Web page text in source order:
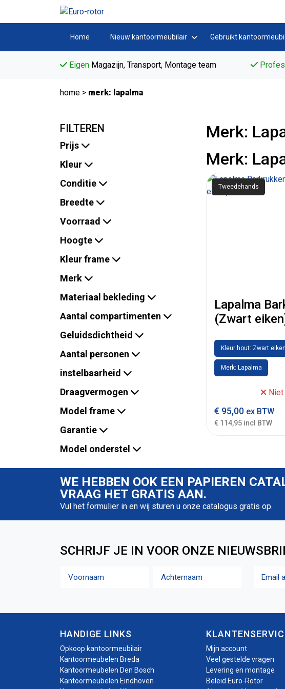
Home Nieuw kantoormeubilair Gebruikt
Eigen Magazijn, Transport, Montage team
home > merk: lapalma
FILTEREN
Prijs
Kleur
Conditie
Breedte
Voorraad
Hoogte
Kleur frame
Merk
Materiaal bekleding
Aantal compartimenten
Geluidsdichtheid
Aantal personen
instelbaarheid
Draagvermogen
Model frame
Garantie
Model onderstel
Merk:
Merk:
Tweedehands
Lapalma
(Zwart
Kleur hout: Zwart eiken
Merk: Lapalma
€ 95,00 ex BTW
€ 114,95 incl BTW
WE HEBBEN OOK EEN PAPIEREN
VRAAG HET GRATIS AAN.
Vul het formulier in en wij sturen u onze catalogus gratis op.
SCHRIJF JE IN VOOR ONZE
HANDIGE LINKS
Opkoop kantoormeubilair
Kantoormeubelen Breda
Kantoormeubelen Den Bosch
Kantoormeubelen Eindhoven
Mijn account
Veel gestelde vragen
Levering en montage
Beleid Euro-Rotor